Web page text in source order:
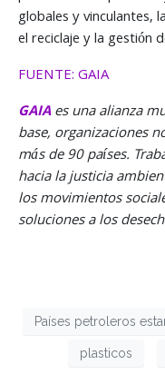
globales y vinculantes,
el reciclaje y la gestión
FUENTE: GAIA
GAIAes una alianza
base, organizaciones
más de 90 países.
hacia la justicia
los movimientos
soluciones a los
Países petroleros
plasticos